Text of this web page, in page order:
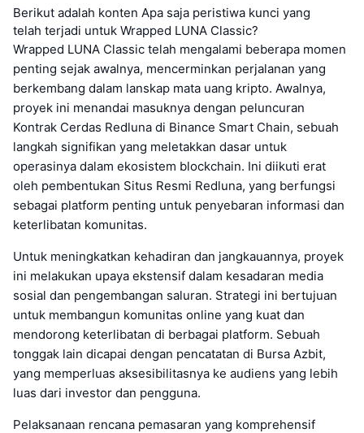
Berikut adalah konten Apa saja peristiwa kunci yang
telah terjadi untuk Wrapped LUNA Classic?
Wrapped LUNA Classic telah mengalami beberapa momen
penting sejak awalnya, mencerminkan perjalanan yang
berkembang dalam lanskap mata uang kripto. Awalnya,
proyek ini menandai masuknya dengan peluncuran
Kontrak Cerdas Redluna di Binance Smart Chain, sebuah
langkah signifikan yang meletakkan dasar untuk
operasinya dalam ekosistem blockchain. Ini diikuti erat
oleh pembentukan Situs Resmi Redluna, yang berfungsi
sebagai platform penting untuk penyebaran informasi dan
keterlibatan komunitas.
Untuk meningkatkan kehadiran dan jangkauannya, proyek
ini melakukan upaya ekstensif dalam kesadaran media
sosial dan pengembangan saluran. Strategi ini bertujuan
untuk membangun komunitas online yang kuat dan
mendorong keterlibatan di berbagai platform. Sebuah
tonggak lain dicapai dengan pencatatan di Bursa Azbit,
yang memperluas aksesibilitasnya ke audiens yang lebih
luas dari investor dan pengguna.
Pelaksanaan rencana pemasaran yang komprehensif